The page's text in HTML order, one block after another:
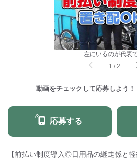
左にいるのが代表
1 /2
動画をチェックして応募しよう！
応募する
【前払い制度導入◎日用品の継走係と